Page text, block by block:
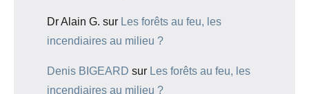
Dr Alain G. sur Les forêts au feu, les
incendiaires au milieu ?
Denis BIGEARD sur Les forêts au feu, les
incendiaires au milieu ?